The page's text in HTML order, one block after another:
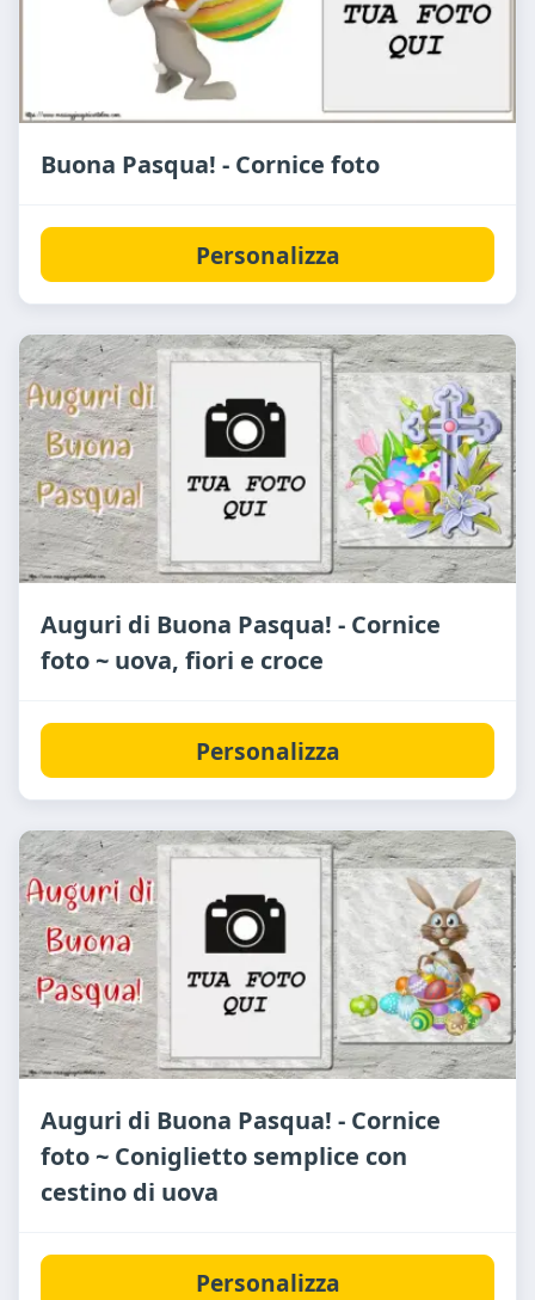
Buona Pasqua! - Cornice foto
Personalizza
Auguri di Buona Pasqua! - Cornice
foto ~ uova, fiori e croce
Personalizza
Auguri di Buona Pasqua! - Cornice
foto ~ Coniglietto semplice con
cestino di uova
Personalizza